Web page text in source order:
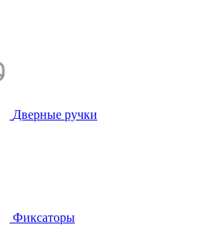
Дверные ручки
Фиксаторы